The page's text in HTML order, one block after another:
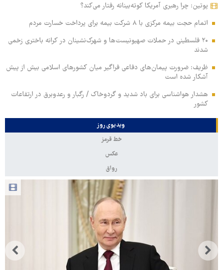
پوتین: چرا رهبری آمریکا کوته‌بینانه رفتار می‌کند؟
اتمام حجت بیمه مرکزی با ۸ شرکت بیمه برای پرداخت خسارت مردم
۲۰ فلسطینی در حملات صهیونیست‌ها و شهرک‌نشینان در کرانه باختری زخمی
شدند
ظریف: ضرورت پیمان‌های دفاعی فراگیر میان کشورهای اسلامی بیش از پیش
آشکار شده است
هشدار هواشناسی برای باد شدید و گردوخاک / رگبار و رعدوبرق در ارتفاعات
کشور
ویدیوی روز
خط قرمز
عکس
رواق